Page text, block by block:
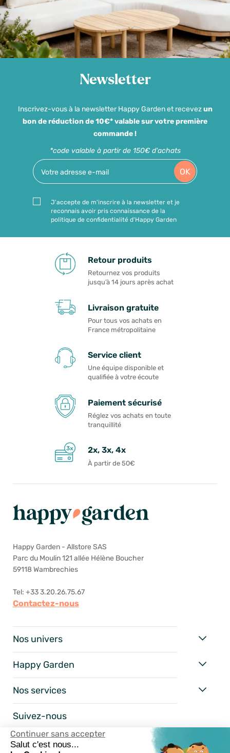
Continuer sans accepter
Salut c'est nous...
Newsletter
Inscrivez-vous à la newsletter Happy Garden et recevezun
bon de réduction de 10€* valable sur votre première
commande !
*code valable à partir de 150€ d'achats
OK
J'accepte de m'inscrire à la newsletter et je
reconnais avoir pris connaissance de la
politique de confidentialité d'Happy Garden
Retour produits
Retournez vos produits
jusqu’à 14 jours après achat
Livraison gratuite
Pour tous vos achats en
France métropolitaine
Service client
Une équipe disponible et
qualifiée à votre écoute
Paiement sécurisé
Réglez vos achats en toute
tranquillité
2x, 3x, 4x
À partir de 50€
Happy Garden - Allstore SAS
Parc du Moulin 121 allée Hélène Boucher
59118 Wambrechies
Tel: +33 3.20.26.75.67
Contactez-nous
Nos univers
Happy Garden
Nos services
Suivez-nous